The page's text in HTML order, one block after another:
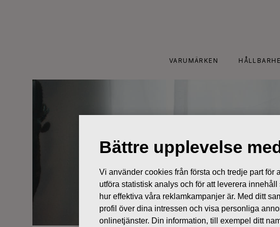
VARUMÄRKEN
Bättre upplevelse
Vi använder cookies från första och tredje part för
utföra statistisk analys och för att leverera
hur effektiva våra reklamkampanjer är. Med ditt
profil över dina intressen och visa personliga
onlinetjänster. Din information, till exempel ditt